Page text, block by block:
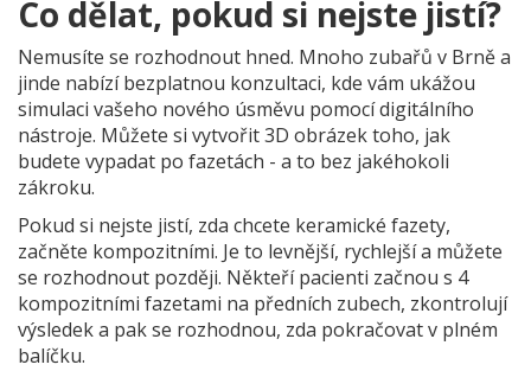
Co dělat, pokud si nejste jistí?
Nemusíte se rozhodnout hned. Mnoho zubařů v Brně a
jinde nabízí bezplatnou konzultaci, kde vám ukážou
simulaci vašeho nového úsměvu pomocí digitálního
nástroje. Můžete si vytvořit 3D obrázek toho, jak
budete vypadat po fazetách - a to bez jakéhokoli
zákroku.
Pokud si nejste jistí, zda chcete keramické fazety,
začněte kompozitními. Je to levnější, rychlejší a můžete
se rozhodnout později. Někteří pacienti začnou s 4
kompozitními fazetami na předních zubech, zkontrolují
výsledek a pak se rozhodnou, zda pokračovat v plném
balíčku.